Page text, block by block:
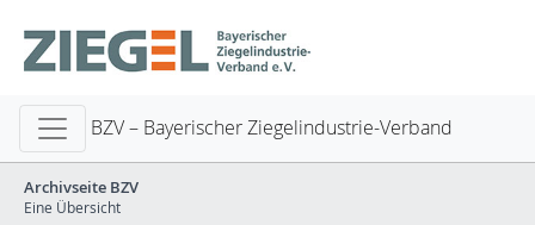
BZV – Bayerischer Ziegelindustrie-Verband
Archivseite BZV
Eine Übersicht